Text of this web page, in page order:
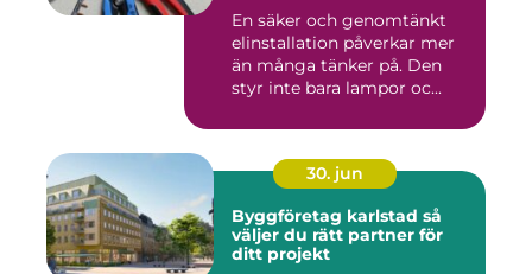
En säker och genomtänkt
elinstallation påverkar mer
än många tänker på. Den
styr inte bara lampor oc...
30. jun
Byggföretag karlstad så
väljer du rätt partner för
ditt projekt